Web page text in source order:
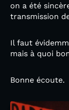
on a été
transmission
Il faut
mais à quoi
Bonne écoute.